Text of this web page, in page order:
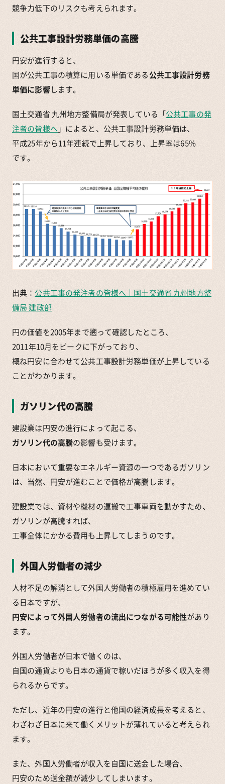
競争力低下のリスクも考えられます。
公共工事設計労務単価の高騰
円安が進行すると、
国が公共工事の積算に用いる単価である公共工事設計労務
単価に影響します。
国土交通省 九州地方整備局が発表している「公共工事の発
注者の皆様へ 」によると、公共工事設計労務単価は、
平成25年から11年連続で上昇しており、上昇率は65%
です。
出典： 公共工事の発注者の皆様へ｜国土交通省 九州地方整
備局 建政部
円の価値を2005年まで遡って確認したところ、
2011年10月をピークに下がっており、
概ね円安に合わせて公共工事設計労務単価が上昇している
ことがわかります。
ガソリン代の高騰
建設業は円安の進行によって起こる、
ガソリン代の高騰の影響も受けます。
日本において重要なエネルギー資源の一つであるガソリン
は、当然、円安が進むことで価格が高騰します。
建設業では、資材や機材の運搬で工事車両を動かすため、
ガソリンが高騰すれば、
工事全体にかかる費用も上昇してしまうのです。
外国人労働者の減少
人材不足の解消として外国人労働者の積極雇用を進めてい
る日本ですが、
円安によって外国人労働者の流出につながる可能性があり
ます。
外国人労働者が日本で働くのは、
自国の通貨よりも日本の通貨で稼いだほうが多く収入を得
られるからです。
ただし、近年の円安の進行と他国の経済成長を考えると、
わざわざ日本に来て働くメリットが薄れていると考えられ
ます。
また、外国人労働者が収入を自国に送金した場合、
円安のため送金額が減少してしまいます。